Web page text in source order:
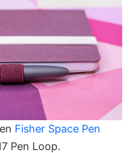
Fisher Space Pen
Pen Loop.